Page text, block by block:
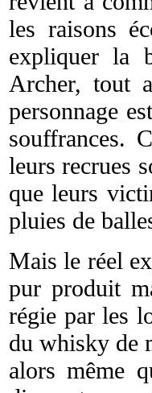
les raisons
expliquer la
Archer, tout
personnage
souffrances.
leurs recrues
que leurs
pluies de
Mais le réel
pur produit
régie par les
du whisky de
alors même